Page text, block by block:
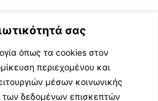
σας
όπως τα cookies στον
περιεχομένου και
μέσων κοινωνικής
των δεδομένων επισκεπτών